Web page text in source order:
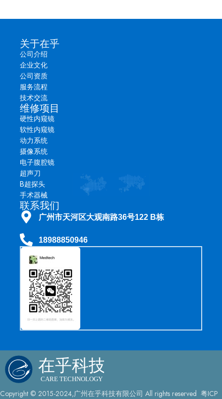
► 简要描述
奥林巴斯 CF-H290I（属于 EVIS LUCERA ELITE 系列的一款标准长
度、高清电子结肠镜）的插入管是内窥镜的长而灵活的管身，可直
接插入患者体内。
► 特点/功能
插入与导航
保护与导管
生物相容性与耐用性
► 规格说明
品牌：奥林巴斯
型号：CF-H290I
状态：全新
系列：插入管
工作长度：1330 毫米
插入管外径：12 毫米
总长度：1655 毫米
仪器通道内径：3.2 毫米
起订量：1 件
包装：纸箱/标准包装
价格：可议价
► 更多服务
柔性内窥镜的配件：插入管、线缆、螺旋管、线圈管、C 型盖、用
关于在乎
公司介绍
企业文化
公司资质
服务流程
技术交流
维修项目
硬性内窥镜
软性内窥镜
动力系统
摄像系统
电子腹腔镜
超声刀
B超探头
手术器械
联系我们
广州市天河区大观南路36号122 B栋
18988850946
Copyright © 2015-2024,广州在乎科技有限公司 All rights reserved 粤ICP